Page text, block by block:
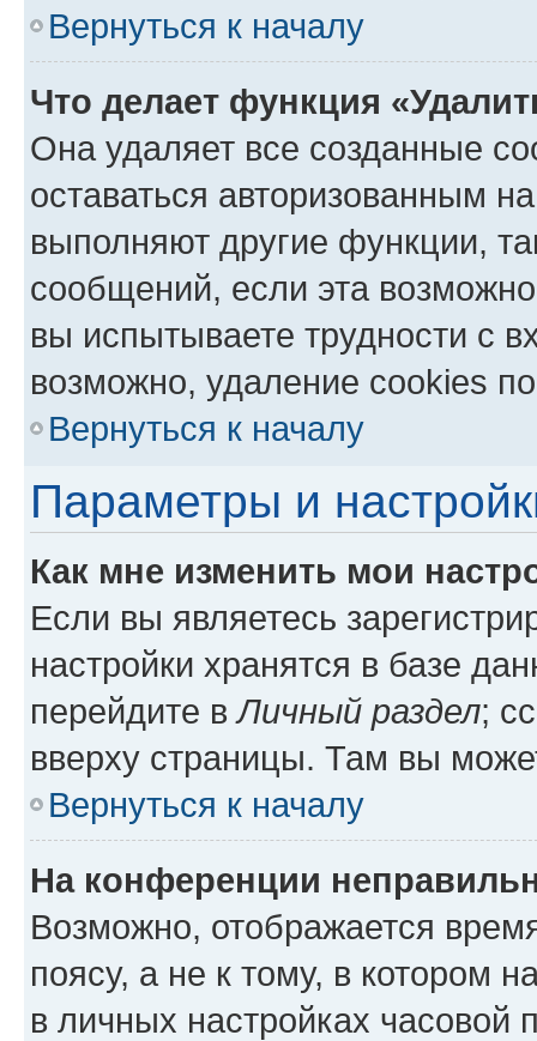
Вернуться к началу
Что делает функция
Она удаляет все созданные
оставаться авторизованным
выполняют другие функции,
сообщений, если эта
вы испытываете трудности с
возможно, удаление cookies
Вернуться к началу
Параметры и
Как мне изменить мои
Если вы являетесь
настройки хранятся в базе
перейдите вЛичный раздел;
вверху страницы. Там вы
Вернуться к началу
На конференции
Возможно, отображается
поясу, а не к тому, в котором
в личных настройках часовой